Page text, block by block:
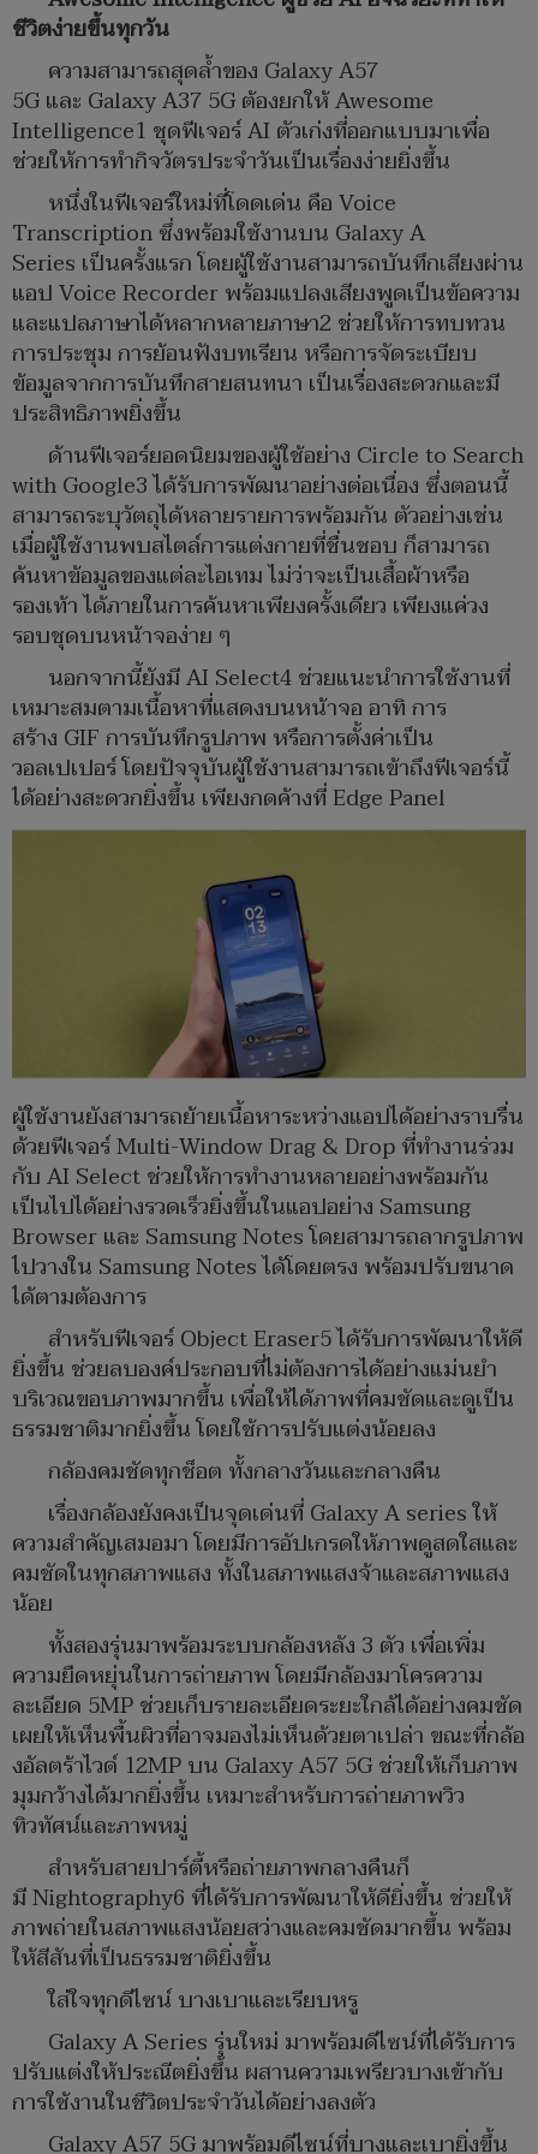
ชีวิตง่ายขึ้นทุกวัน
ความสามารถสุดล้ำของ Galaxy A57
5G และ Galaxy A37 5G ต้องยกให้ Awesome
Intelligence1 ชุดฟีเจอร์ AI ตัวเก่งที่ออกแบบมาเพื่อ
ช่วยให้การทำกิจวัตรประจำวันเป็นเรื่องง่ายยิ่งขึ้น
หนึ่งในฟีเจอร์ใหม่ที่โดดเด่น คือ Voice
Transcription ซึ่งพร้อมใช้งานบน Galaxy A
Series เป็นครั้งแรก โดยผู้ใช้งานสามารถบันทึกเสียงผ่าน
แอป Voice Recorder พร้อมแปลงเสียงพูดเป็นข้อความ
และแปลภาษาได้หลากหลายภาษา2 ช่วยให้การทบทวน
การประชุม การย้อนฟังบทเรียน หรือการจัดระเบียบ
ข้อมูลจากการบันทึกสายสนทนา เป็นเรื่องสะดวกและมี
ประสิทธิภาพยิ่งขึ้น
ด้านฟีเจอร์ยอดนิยมของผู้ใช้อย่าง Circle to Search
with Google3 ได้รับการพัฒนาอย่างต่อเนื่อง ซึ่งตอนนี้
สามารถระบุวัตถุได้หลายรายการพร้อมกัน ตัวอย่างเช่น
เมื่อผู้ใช้งานพบสไตล์การแต่งกายที่ชื่นชอบ ก็สามารถ
ค้นหาข้อมูลของแต่ละไอเทม ไม่ว่าจะเป็นเสื้อผ้าหรือ
รองเท้า ได้ภายในการค้นหาเพียงครั้งเดียว เพียงแค่วง
รอบชุดบนหน้าจอง่าย ๆ
นอกจากนี้ยังมี AI Select4 ช่วยแนะนำการใช้งานที่
เหมาะสมตามเนื้อหาที่แสดงบนหน้าจอ อาทิ การ
สร้าง GIF การบันทึกรูปภาพ หรือการตั้งค่าเป็น
วอลเปเปอร์ โดยปัจจุบันผู้ใช้งานสามารถเข้าถึงฟีเจอร์นี้
ได้อย่างสะดวกยิ่งขึ้น เพียงกดค้างที่ Edge Panel
ผู้ใช้งานยังสามารถย้ายเนื้อหาระหว่างแอปได้อย่างราบรื่น
ด้วยฟีเจอร์ Multi-Window Drag & Drop ที่ทำงานร่วม
กับ AI Select ช่วยให้การทำงานหลายอย่างพร้อมกัน
เป็นไปได้อย่างรวดเร็วยิ่งขึ้นในแอปอย่าง Samsung
Browser และ Samsung Notes โดยสามารถลากรูปภาพ
ไปวางใน Samsung Notes ได้โดยตรง พร้อมปรับขนาด
ได้ตามต้องการ
สำหรับฟีเจอร์ Object Eraser5 ได้รับการพัฒนาให้ดี
ยิ่งขึ้น ช่วยลบองค์ประกอบที่ไม่ต้องการได้อย่างแม่นยำ
บริเวณขอบภาพมากขึ้น เพื่อให้ได้ภาพที่คมชัดและดูเป็น
ธรรมชาติมากยิ่งขึ้น โดยใช้การปรับแต่งน้อยลง
กล้องคมชัดทุกช็อต ทั้งกลางวันและกลางคืน
เรื่องกล้องยังคงเป็นจุดเด่นที่ Galaxy A series ให้
ความสำคัญเสมอมา โดยมีการอัปเกรดให้ภาพดูสดใสและ
คมชัดในทุกสภาพแสง ทั้งในสภาพแสงจ้าและสภาพแสง
น้อย
ทั้งสองรุ่นมาพร้อมระบบกล้องหลัง 3 ตัว เพื่อเพิ่ม
ความยืดหยุ่นในการถ่ายภาพ โดยมีกล้องมาโครความ
ละเอียด 5MP ช่วยเก็บรายละเอียดระยะใกล้ได้อย่างคมชัด
เผยให้เห็นพื้นผิวที่อาจมองไม่เห็นด้วยตาเปล่า ขณะที่กล้อ
งอัลตร้าไวด์ 12MP บน Galaxy A57 5G ช่วยให้เก็บภาพ
มุมกว้างได้มากยิ่งขึ้น เหมาะสำหรับการถ่ายภาพวิว
ทิวทัศน์และภาพหมู่
สำหรับสายปาร์ตี้หรือถ่ายภาพกลางคืนก็
มี Nightography6 ที่ได้รับการพัฒนาให้ดียิ่งขึ้น ช่วยให้
ภาพถ่ายในสภาพแสงน้อยสว่างและคมชัดมากขึ้น พร้อม
ให้สีสันที่เป็นธรรมชาติยิ่งขึ้น
ใส่ใจทุกดีไซน์ บางเบาและเรียบหรู
Galaxy A Series รุ่นใหม่ มาพร้อมดีไซน์ที่ได้รับการ
ปรับแต่งให้ประณีตยิ่งขึ้น ผสานความเพรียวบางเข้ากับ
การใช้งานในชีวิตประจำวันได้อย่างลงตัว
Galaxy A57 5G มาพร้อมดีไซน์ที่บางและเบายิ่งขึ้น